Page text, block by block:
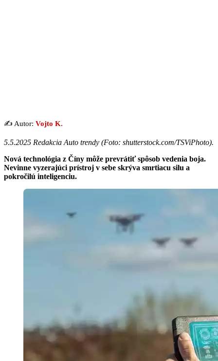
✍️ Autor: Vojto K.
5.5.2025 Redakcia Auto trendy (Foto: shutterstock.com/TSViPhoto).
Nová technológia z Číny môže prevrátiť spôsob vedenia boja.
Nevinne vyzerajúci prístroj v sebe skrýva smrtiacu silu a
pokročilú inteligenciu.